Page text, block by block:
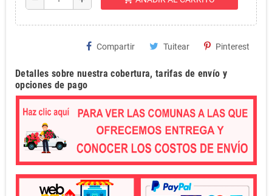
Compartir Tuitear Pinterest
Detalles sobre nuestra cobertura, tarifas de envío y
opciones de pago